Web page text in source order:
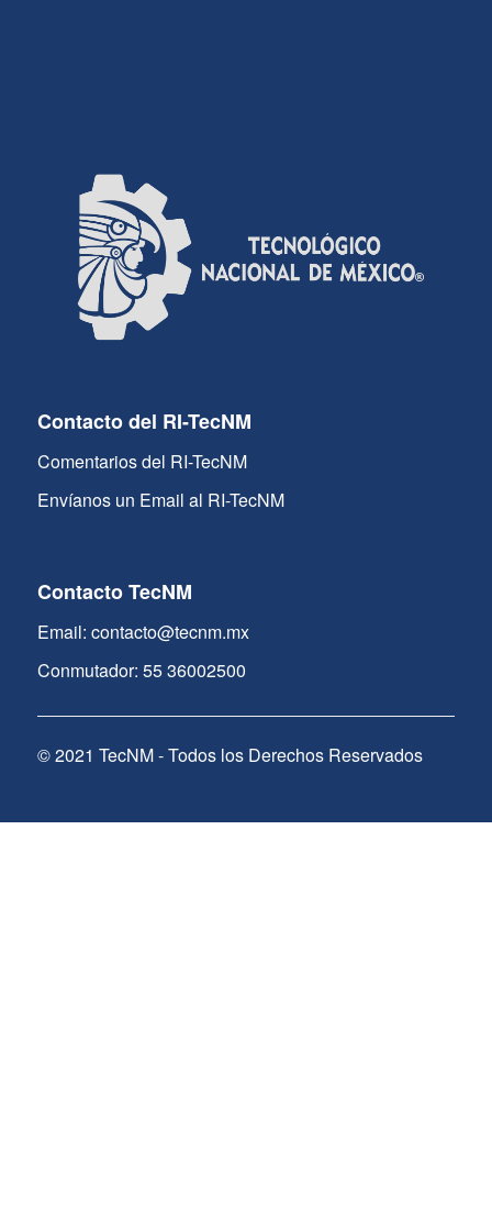
Contacto del RI-TecNM
Comentarios del RI-TecNM
Envíanos un Email al RI-TecNM
Contacto TecNM
Email: contacto@tecnm.mx
Conmutador: 55 36002500
© 2021 TecNM - Todos los Derechos Reservados